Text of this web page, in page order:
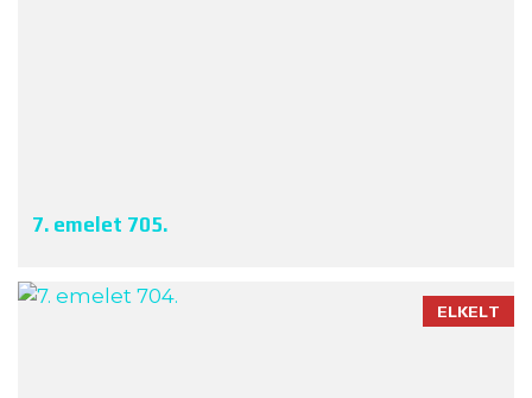
7. emelet 705.
ELKELT